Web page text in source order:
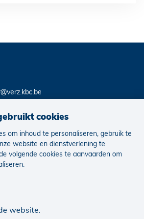
Vacatures
© KBC 2026
cookies
om inhoud te personaliseren, gebruik te
website en dienstverlening te
volgende cookies te aanvaarden om
website.